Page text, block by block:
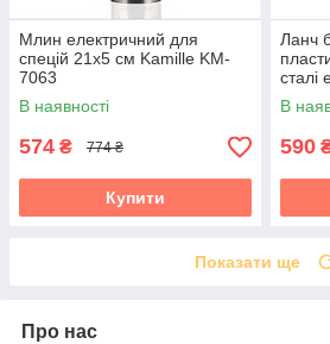
Млин електричний для
спецій 21х5 см Kamille KM-
7063
В наявності
574 ₴ 774 ₴
Купити
Ланч
сталі
2130
В
590
Показати ще
Про нас